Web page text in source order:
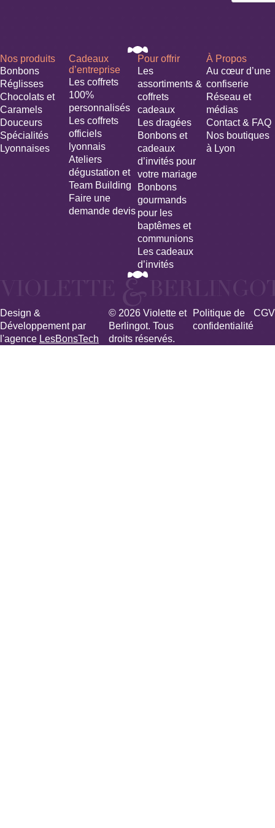
Nos produits
Bonbons
Réglisses
Chocolats et
Caramels
Douceurs
Spécialités
Lyonnaises
Cadeaux
d’entreprise
Les coffrets
100%
personnalisés
Les coffrets
officiels
lyonnais
Ateliers
dégustation et
Team Building
Faire une
demande devis
Pour offrir
Les
assortiments &
coffrets
cadeaux
Les dragées
Bonbons et
cadeaux
d’invités pour
votre mariage​
Bonbons
gourmands
pour les
baptêmes et
communions
Les cadeaux
d’invités
À Propos
Au cœur d’une
confiserie
Réseau et
médias
Contact & FAQ
Nos boutiques
à Lyon
Design &
Développement par
l'agence LesBonsTech
© 2026 Violette et
Berlingot. Tous
droits réservés.
Politique de
confidentialité
CGV